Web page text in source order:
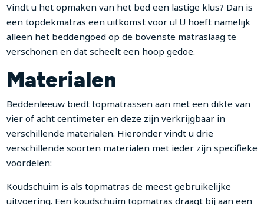
Vindt u het opmaken van het bed een lastige klus? Dan is
een topdekmatras een uitkomst voor u! U hoeft namelijk
alleen het beddengoed op de bovenste matraslaag te
verschonen en dat scheelt een hoop gedoe.
Materialen
Beddenleeuw biedt topmatrassen aan met een dikte van
vier of acht centimeter en deze zijn verkrijgbaar in
verschillende materialen. Hieronder vindt u drie
verschillende soorten materialen met ieder zijn specifieke
voordelen:
Koudschuim is als topmatras de meest gebruikelijke
uitvoering. Een koudschuim topmatras draagt bij aan een